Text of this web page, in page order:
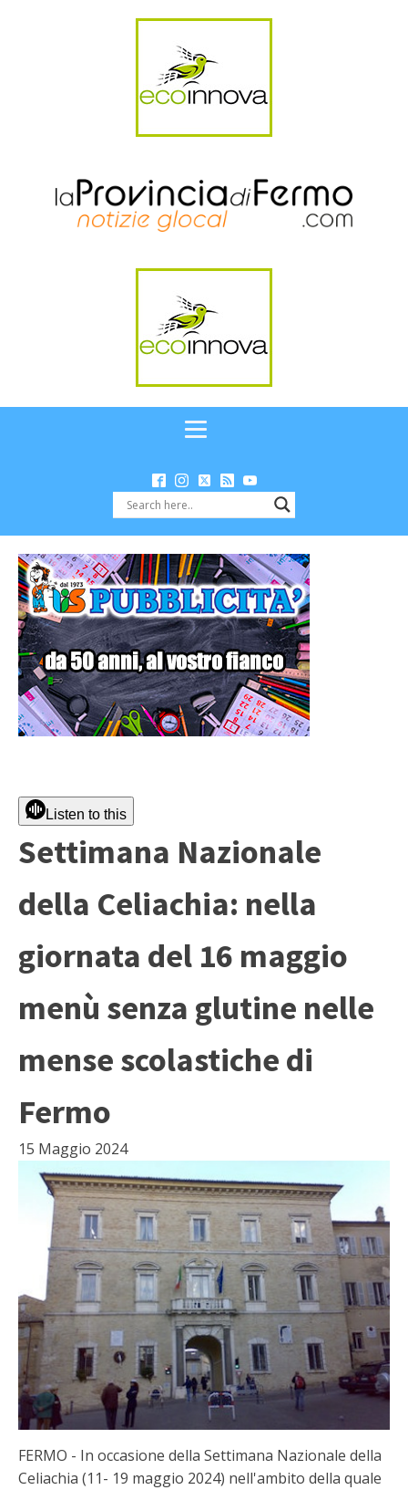
Listen to this
Settimana Nazionale
della Celiachia: nella
giornata del 16 maggio
menù senza glutine nelle
mense scolastiche di
Fermo
15 Maggio 2024
FERMO - In occasione della Settimana Nazionale della
Celiachia (11- 19 maggio 2024) nell'ambito della quale